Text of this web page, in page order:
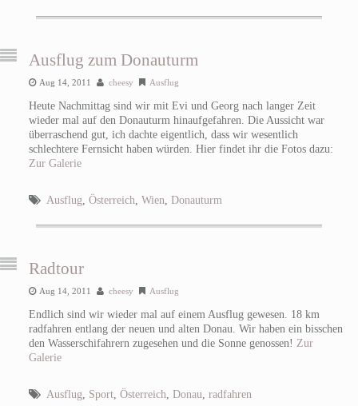
Ausflug zum Donauturm
Aug 14, 2011 cheesy Ausflug
Heute Nachmittag sind wir mit Evi und Georg nach langer Zeit
wieder mal auf den Donauturm hinaufgefahren. Die Aussicht war
überraschend gut, ich dachte eigentlich, dass wir wesentlich
schlechtere Fernsicht haben würden. Hier findet ihr die Fotos dazu:
Zur Galerie
Ausflug Österreich Wien Donauturm
Radtour
Aug 14, 2011 cheesy Ausflug
Endlich sind wir wieder mal auf einem Ausflug gewesen. 18 km
radfahren entlang der neuen und alten Donau. Wir haben ein bisschen
den Wasserschifahrern zugesehen und die Sonne genossen! Zur
Galerie
Ausflug Sport, Österreich Donau radfahren